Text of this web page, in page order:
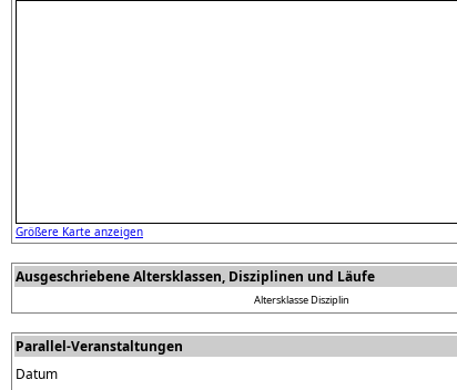
Größere Karte anzeigen
Ausgeschriebene Altersklassen, Disziplinen und Läufe
AltersklasseDisziplin
Parallel-Veranstaltungen
Datum